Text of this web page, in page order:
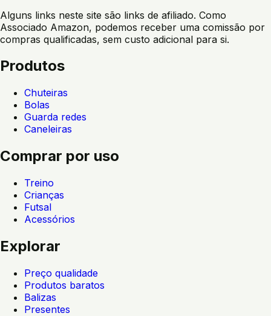
Alguns links neste site são links de afiliado. Como
Associado Amazon, podemos receber uma comissão por
compras qualificadas, sem custo adicional para si.
Produtos
Chuteiras
Bolas
Guarda redes
Caneleiras
Comprar por uso
Treino
Crianças
Futsal
Acessórios
Explorar
Preço qualidade
Produtos baratos
Balizas
Presentes